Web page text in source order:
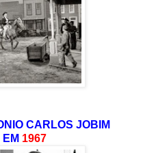
CARLOS JOBIM
1967